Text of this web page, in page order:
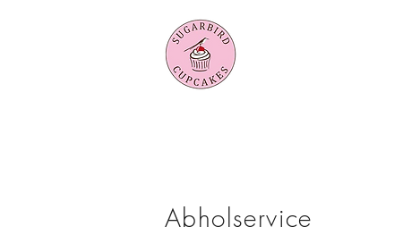
Abholservice